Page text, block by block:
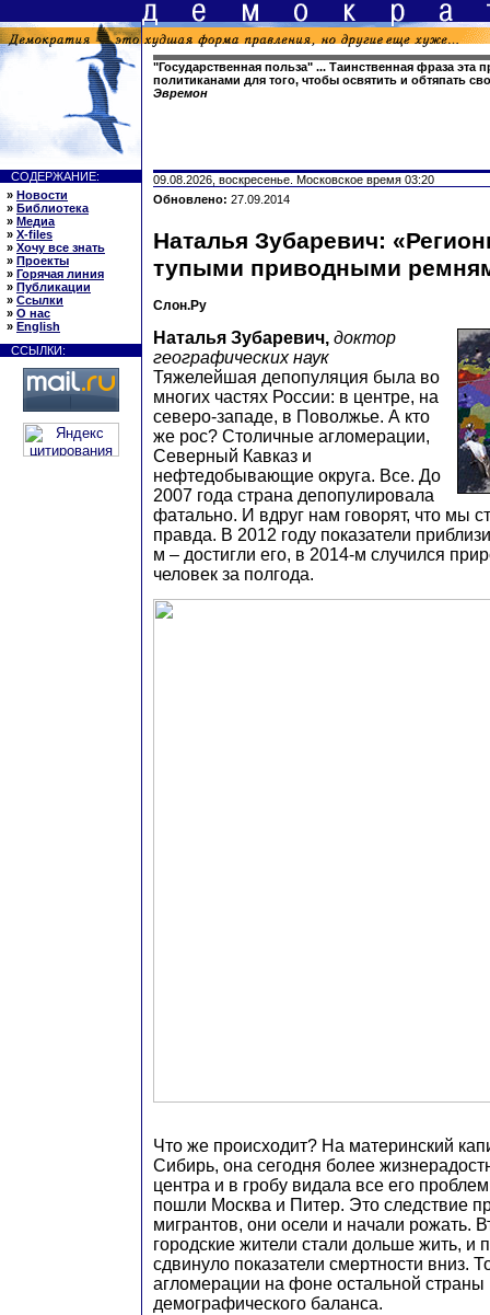
"Государственная польза" ... Таинственная фраза эта
политиканами для того, чтобы освятить и обтяпать
Эвремон
СОДЕРЖАНИЕ:
» Новости
» Библиотека
» Медиа
» X-files
» Хочу все знать
» Проекты
» Горячая линия
» Публикации
» Ссылки
» О нас
» English
ССЫЛКИ:
09.08.2026, воскресенье. Московское время 03:20
Обновлено: 27.09.2014
Наталья Зубаревич:
тупыми приводными
Слон.Ру
Наталья Зубаревич, доктор
географических наук
Тяжелейшая депопуляция была во
многих частях России: в центре, на
северо-западе, в Поволжье. А кто
же рос? Столичные агломерации,
Северный Кавказ и
нефтедобывающие округа. Все. До
2007 года страна депопулировала
фатально. И вдруг нам говорят, что мы
правда. В 2012 году показатели
м – достигли его, в 2014-м случился
человек за полгода.
Что же происходит? На материнский
Сибирь, она сегодня более
центра и в гробу видала все его
пошли Москва и Питер. Это следствие
мигрантов, они осели и начали рожать.
городские жители стали дольше жить, и
сдвинуло показатели смертности вниз.
агломерации на фоне остальной страны
демографического баланса.